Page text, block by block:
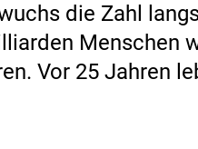
die Zahl
Menschen
Vor 25 Jahren